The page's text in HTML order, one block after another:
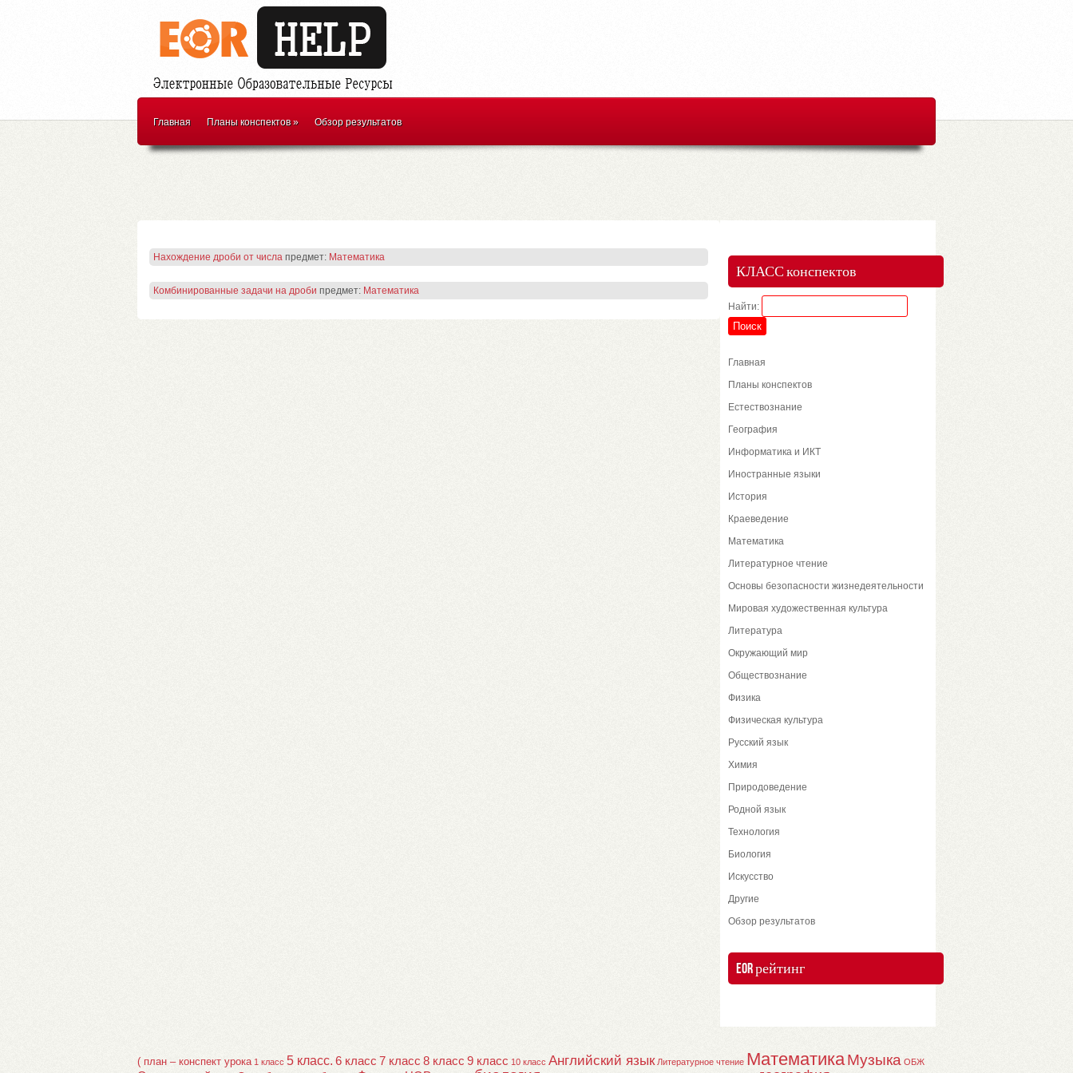
Главная Планы конспектов» Обзор результатов
Нахождение дроби от числа предмет: Математика
Комбинированные задачи на дроби предмет: Математика
КЛАСС конспектов
Найти:
Главная
Планы конспектов
Естествознание
География
Информатика и ИКТ
Иностранные языки
История
Краеведение
Математика
Литературное чтение
Основы безопасности жизнедеятельности
Мировая художественная культура
Литература
Окружающий мир
Обществознание
Физика
Физическая культура
Русский язык
Химия
Природоведение
Родной язык
Технология
Биология
Искусство
Другие
Обзор результатов
EOR рейтинг
( план – конспект урока 1 класс 5 класс. 6 класс 7 класс 8 класс 9 класс 10 класс Английский язык Литературное чтение МатематикаМузыка ОБЖ